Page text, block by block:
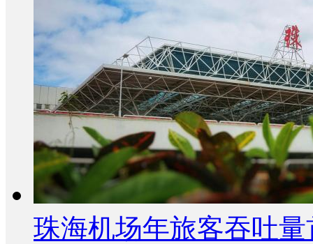
珠海机场年旅客吞吐